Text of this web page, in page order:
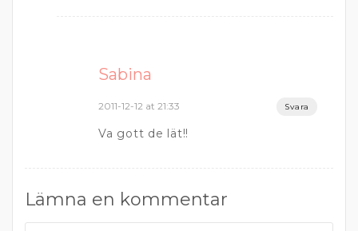
Sabina
2011-12-12 at 21:33 Svara
Va gott de lät!!
Lämna en kommentar